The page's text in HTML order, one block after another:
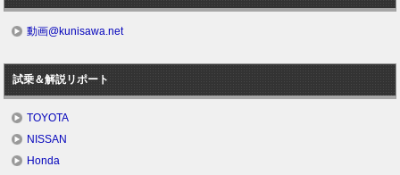
動画@kunisawa.net
試乗＆解説リポート
TOYOTA
NISSAN
Honda